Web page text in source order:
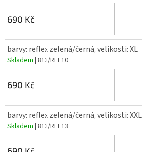
690 Kč
barvy: reflex zelená/černá, velikosti: XL
Skladem | 813/REF10
690 Kč
barvy: reflex zelená/černá, velikosti: XXL
Skladem | 813/REF13